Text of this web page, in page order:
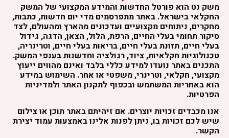
משק נט הוא פורטל החדשות והמידע המקצועי של המשק
החקלאי בישראל. באתר מתפרסמים מדי יום חדשות, כתבות,
מחקרים, ניתוחים מקצועיים ועדכונים מהארץ ומהעולם, לצד
סיקור תחומי בעלי החיים, הרפת, הלול, הצאן, הדגה, גידול
בעלי חיים, תזונת בעלי חיים, בריאות בעלי חיים, וטרינריה,
טכנולוגיות חקלאיות, ציוד, רגולציה וחדשנות בענפי המשק.
התכנים באתר נועדו למידע כללי בלבד ואינם מהווים ייעוץ
מקצועי, חקלאי, וטרינרי, משפטי או אחר. השימוש במידע
הוא באחריות המשתמש ובכפוף לתקנון האתר ולמדיניות
הפרטיות.
אנו מכבדים זכויות יוצרים. אם זיהיתם באתר תוכן או צילום
שיש לכם זכויות בו, ניתן לפנות אלינו באמצעות עמוד יצירת
הקשר.